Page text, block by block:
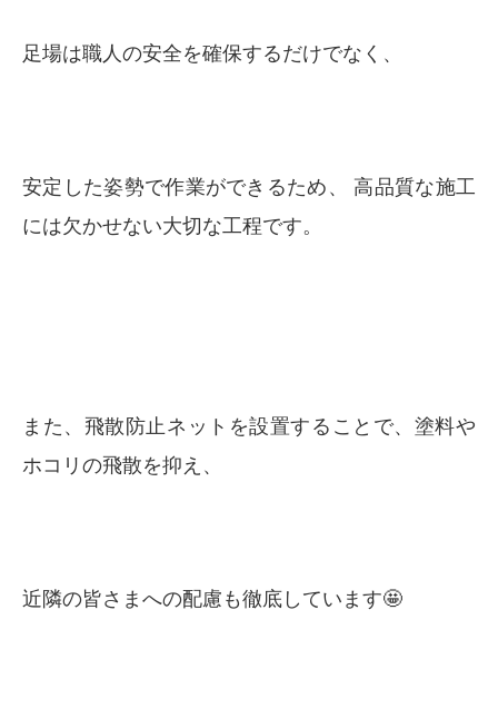
足場は職人の安全を確保するだけでなく、
安定した姿勢で作業ができるため、 高品質な施工
には欠かせない大切な工程です。
また、飛散防止ネットを設置することで、塗料や
ホコリの飛散を抑え、
近隣の皆さまへの配慮も徹底しています🤩